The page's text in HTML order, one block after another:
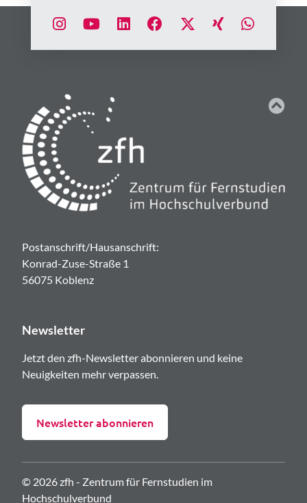
Postanschrift/Hausanschrift:
Konrad-Zuse-Straße 1
56075 Koblenz
Newsletter
Jetzt den zfh-Newsletter abonnieren und keine
Neuigkeiten mehr verpassen.
Newsletter abonnieren
© 2026 zfh - Zentrum für Fernstudien im
Hochschulverbund